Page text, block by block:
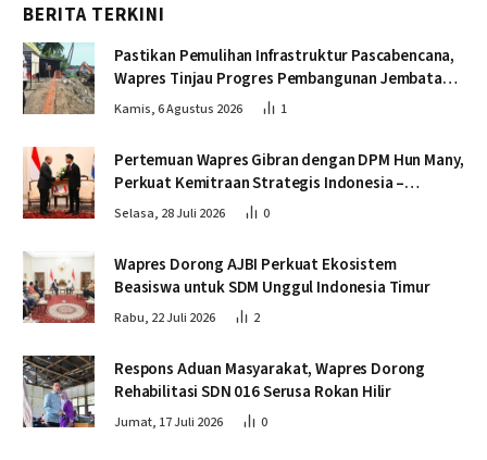
BERITA TERKINI
Pastikan Pemulihan Infrastruktur Pascabencana,
Wapres Tinjau Progres Pembangunan Jembatan
Krueng Tingkeum Bireuen
Kamis, 6 Agustus 2026 1
Pertemuan Wapres Gibran dengan DPM Hun Many,
Perkuat Kemitraan Strategis Indonesia –
Kamboja
Selasa, 28 Juli 2026 0
Wapres Dorong AJBI Perkuat Ekosistem
Beasiswa untuk SDM Unggul Indonesia Timur
Rabu, 22 Juli 2026 2
Respons Aduan Masyarakat, Wapres Dorong
Rehabilitasi SDN 016 Serusa Rokan Hilir
Jumat, 17 Juli 2026 0